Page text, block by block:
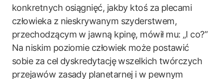
konkretnych osiągnięć, jakby ktoś za plecami
człowieka z nieskrywanym szyderstwem,
przechodzącym w jawną kpinę, mówił mu: „I co?”
Na niskim poziomie człowiek może postawić
sobie za cel dyskredytację wszelkich twórczych
przejawów zasady planetarnej i w pewnym